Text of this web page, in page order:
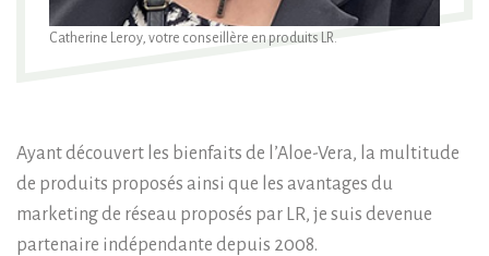
Catherine Leroy, votre conseillère en produits LR.
Ayant découvert les bienfaits de l’Aloe-Vera, la multitude
de produits proposés ainsi que les avantages du
marketing de réseau proposés par LR, je suis devenue
partenaire indépendante depuis 2008.